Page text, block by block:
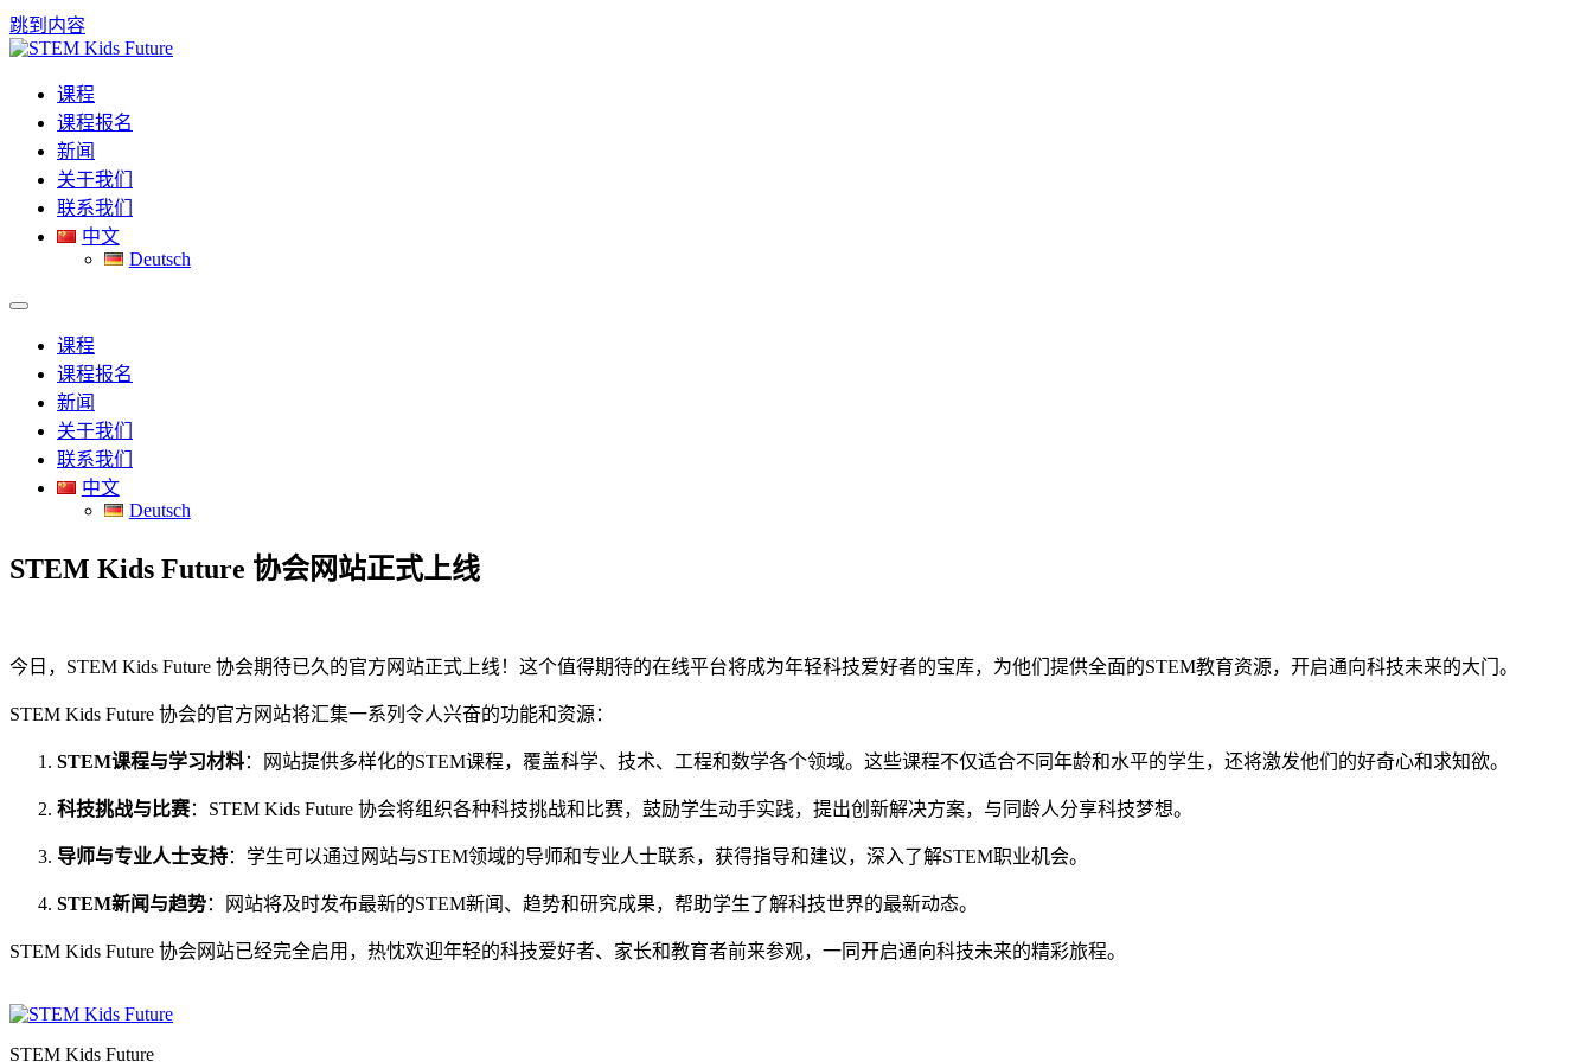
跳到内容
课程
课程报名
新闻
关于我们
联系我们
中文
Deutsch
课程
课程报名
新闻
关于我们
联系我们
中文
Deutsch
STEM Kids Future 协会网站正式上线
今日，STEM Kids Future 协会期待已久的官方网站正式上线！这个值得期待的在线平台将成为年轻科技爱好者的宝库，为他们提供全面的STEM教育资源，开启通向科技未来的大门。
STEM Kids Future 协会的官方网站将汇集一系列令人兴奋的功能和资源：
STEM课程与学习材料：网站提供多样化的STEM课程，覆盖科学、技术、工程和数学各个领域。这些课程不仅适合不同年龄和水平的学生，还将激发他们的好奇心和求知欲。
科技挑战与比赛：STEM Kids Future 协会将组织各种科技挑战和比赛，鼓励学生动手实践，提出创新解决方案，与同龄人分享科技梦想。
导师与专业人士支持：学生可以通过网站与STEM领域的导师和专业人士联系，获得指导和建议，深入了解STEM职业机会。
STEM新闻与趋势：网站将及时发布最新的STEM新闻、趋势和研究成果，帮助学生了解科技世界的最新动态。
STEM Kids Future 协会网站已经完全启用，热忱欢迎年轻的科技爱好者、家长和教育者前来参观，一同开启通向科技未来的精彩旅程。
STEM Kids Future